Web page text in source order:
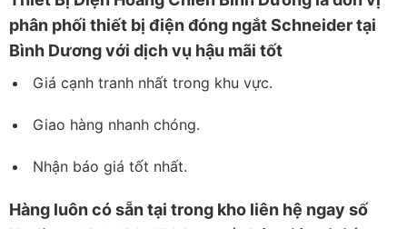
phân phối thiết bị điện đóng ngắt Schneider tại
Bình Dương với dịch vụ hậu mãi tốt
Giá cạnh tranh nhất trong khu vực.
Giao hàng nhanh chóng.
Nhận báo giá tốt nhất.
Hàng luôn có sẵn tại trong kho liên hệ ngay số